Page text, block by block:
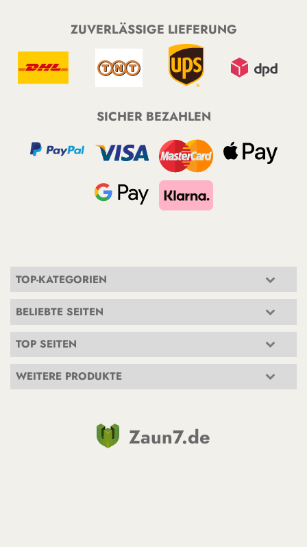
ZUVERLÄSSIGE LIEFERUNG
SICHER BEZAHLEN
TOP-KATEGORIEN
BELIEBTE SEITEN
TOP SEITEN
WEITERE PRODUKTE
Zaun7.de